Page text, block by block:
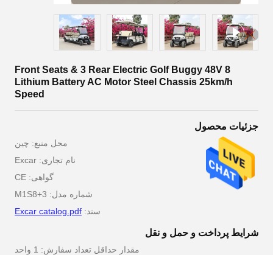
8 Front Seats & 3 Rear Electric Golf Buggy 48V
Lithium Battery AC Motor Steel Chassis 25km/h
Speed
جزئیات محصول
محل منبع: چین
نام تجاری: Excar
گواهی: CE
شماره مدل: M1S8+3
سند: Excar catalog.pdf
شرایط پرداخت و حمل و نقل
مقدار حداقل تعداد سفارش: 1 واحد